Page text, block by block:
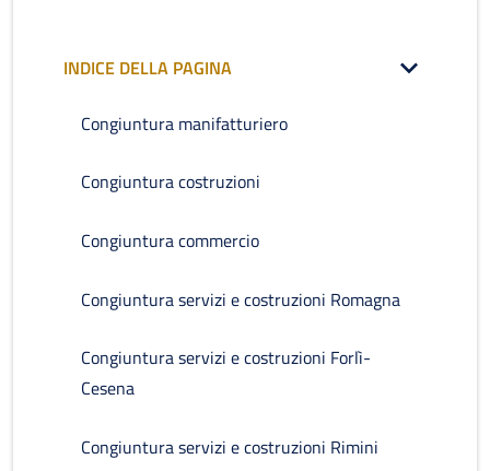
INDICE DELLA PAGINA
Congiuntura manifatturiero
Congiuntura costruzioni
Congiuntura commercio
Congiuntura servizi e costruzioni Romagna
Congiuntura servizi e costruzioni Forlì-
Cesena
Congiuntura servizi e costruzioni Rimini